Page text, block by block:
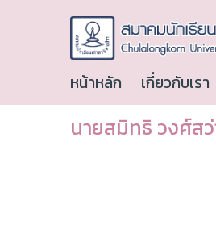
หน้าหลัก เกี่ยวกับเรา
นายสมิทธิ วงศ์ส